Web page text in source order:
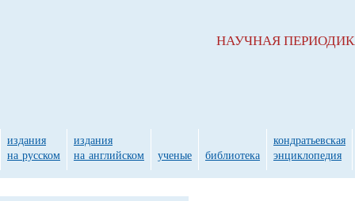
НАУЧНАЯ
издания
на русском
издания
на английском
ученые библиотека
кондратьевская
энциклопедия